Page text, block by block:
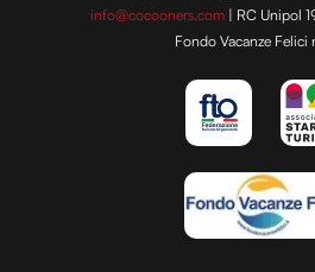
info@cocooners.com | RC Unipol
Fondo Vacanze Felici